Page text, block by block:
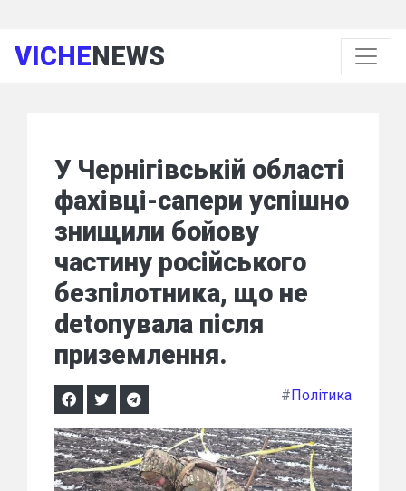
VICHENEWS
У Чернігівській області
фахівці-сапери успішно
знищили бойову
частину російського
безпілотника, що не
detonувала після
приземлення.
#Політика